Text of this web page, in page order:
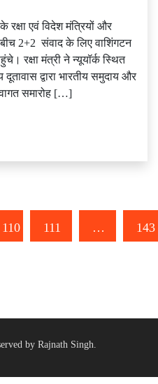
रक्षा एवं विदेश मंत्रियों और
2+2 संवाद के लिए वाशिंगटन
रक्षा मंत्री ने न्‍यूयॉर्क स्थित
द्वारा भारतीय समुदाय और
समारोह […]
110 111 … 143
by Rajnath Singh.